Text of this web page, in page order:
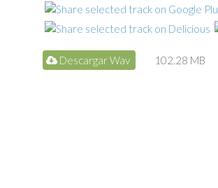
Descargar Wav 102.28 MB